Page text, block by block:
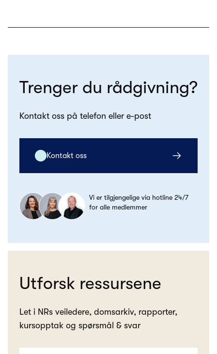
Trenger du rådgivning?
Kontakt oss på telefon eller e-post
Kontakt oss
Vi er tilgjengelige via hotline 24/7
for alle medlemmer
Utforsk ressursene
Let i NRs veiledere, domsarkiv, rapporter,
kursopptak og spørsmål & svar